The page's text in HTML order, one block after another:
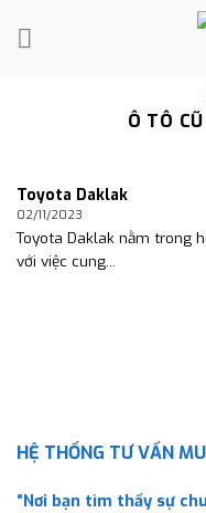
Ô TÔ
Toyota Daklak
02/11/2023
Toyota Daklak nằm trong
với việc cung...
HỆ THỐNG TƯ VẤN
“Nơi bạn tìm thấy sự